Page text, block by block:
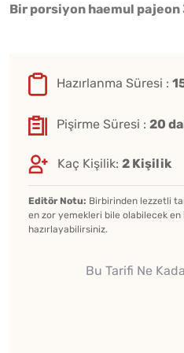
Bir porsiyon haemul
Hazırlanma Süresi :
Pişirme Süresi : 20
Kaç Kişilik: 2 Kişilik
Editör Notu: Birbirinden lezzetli
en zor yemekleri bile olabilecek en
hazırlayabilirsiniz.
Bu Tarifi Ne